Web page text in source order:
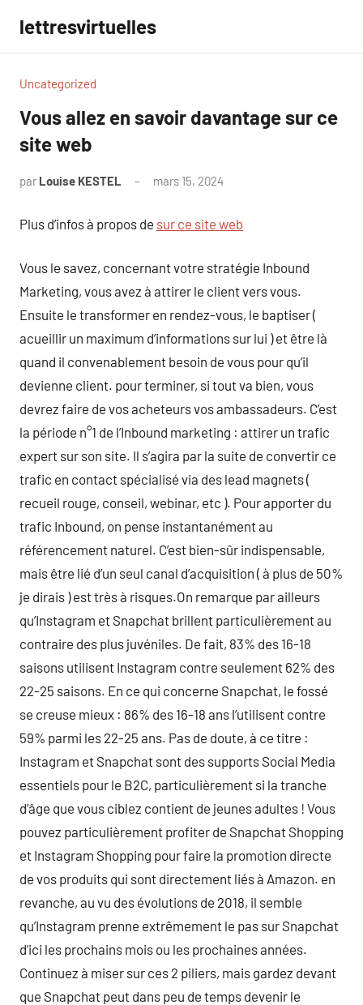
contenu
lettresvirtuelles
Uncategorized
Vous allez en savoir davantage sur ce
site web
par Louise KESTEL mars 15, 2024
Plus d’infos à propos de sur ce site web
Vous le savez, concernant votre stratégie Inbound
Marketing, vous avez à attirer le client vers vous.
Ensuite le transformer en rendez-vous, le baptiser (
acueillir un maximum d’informations sur lui ) et être là
quand il convenablement besoin de vous pour qu’il
devienne client. pour terminer, si tout va bien, vous
devrez faire de vos acheteurs vos ambassadeurs. C’est
la période n°1 de l’Inbound marketing : attirer un trafic
expert sur son site. Il s’agira par la suite de convertir ce
trafic en contact spécialisé via des lead magnets (
recueil rouge, conseil, webinar, etc ). Pour apporter du
trafic Inbound, on pense instantanément au
référencement naturel. C’est bien-sûr indispensable,
mais être lié d’un seul canal d’acquisition ( à plus de 50%
je dirais ) est très à risques.On remarque par ailleurs
qu’Instagram et Snapchat brillent particulièrement au
contraire des plus juvéniles. De fait, 83% des 16-18
saisons utilisent Instagram contre seulement 62% des
22-25 saisons. En ce qui concerne Snapchat, le fossé
se creuse mieux : 86% des 16-18 ans l’utilisent contre
59% parmi les 22-25 ans. Pas de doute, à ce titre :
Instagram et Snapchat sont des supports Social Media
essentiels pour le B2C, particulièrement si la tranche
d’âge que vous ciblez contient de jeunes adultes ! Vous
pouvez particulièrement profiter de Snapchat Shopping
et Instagram Shopping pour faire la promotion directe
de vos produits qui sont directement liés à Amazon. en
revanche, au vu des évolutions de 2018, il semble
qu’Instagram prenne extrêmement le pas sur Snapchat
d’ici les prochains mois ou les prochaines années.
Continuez à miser sur ces 2 piliers, mais gardez devant
que Snapchat peut dans peu de temps devenir le